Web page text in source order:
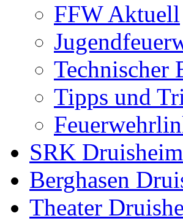
FFW Aktuell
Technischer
Tipps und
SRK
Berghasen
Theater